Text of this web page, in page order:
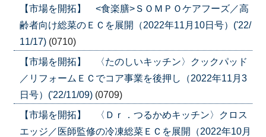
【市場を開拓】 <食楽膳>ＳＯＭＰＯケアフーズ／高
齢者向け総菜のＥＣを展開（2022年11月10日号）('22/
11/17) (0710)
【市場を開拓】 〈たのしいキッチン〉クックパッド
／リフォームＥＣでコア事業を後押し（2022年11月3
日号）('22/11/09) (0709)
【市場を開拓】 〈Ｄｒ．つるかめキッチン〉クロス
エッジ／医師監修の冷凍総菜ＥＣを展開（2022年10月